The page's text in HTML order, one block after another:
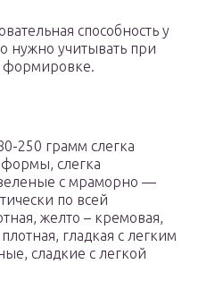
способность у
нужно учитывать при
формировке.
250 грамм слегка
слегка
с мраморно —
по всей
желто – кремовая,
гладкая с легким
сладкие с легкой